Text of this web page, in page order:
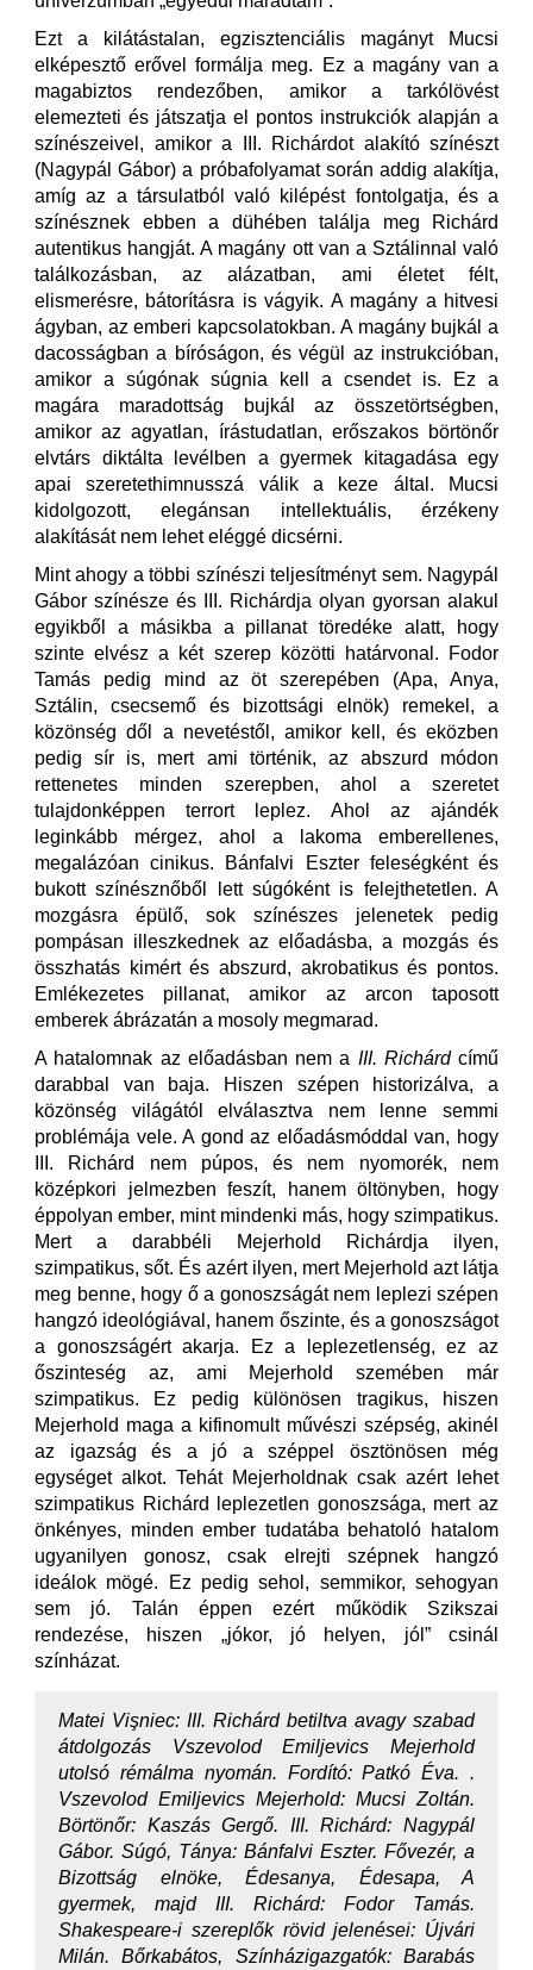
Ezt a kilátástalan, egzisztenciális magányt Mucsi
elképesztő erővel formálja meg. Ez a magány van a
magabiztos rendezőben, amikor a tarkólövést
elemezteti és játszatja el pontos instrukciók alapján a
színészeivel, amikor a III. Richárdot alakító színészt
(Nagypál Gábor) a próbafolyamat során addig alakítja,
amíg az a társulatból való kilépést fontolgatja, és a
színésznek ebben a dühében találja meg Richárd
autentikus hangját. A magány ott van a Sztálinnal való
találkozásban, az alázatban, ami életet félt,
elismerésre, bátorításra is vágyik. A magány a hitvesi
ágyban, az emberi kapcsolatokban. A magány bujkál a
dacosságban a bíróságon, és végül az instrukcióban,
amikor a súgónak súgnia kell a csendet is. Ez a
magára maradottság bujkál az összetörtségben,
amikor az agyatlan, írástudatlan, erőszakos börtönőr
elvtárs diktálta levélben a gyermek kitagadása egy
apai szeretethimnusszá válik a keze által. Mucsi
kidolgozott, elegánsan intellektuális, érzékeny
alakítását nem lehet eléggé dicsérni.
Mint ahogy a többi színészi teljesítményt sem. Nagypál
Gábor színésze és III. Richárdja olyan gyorsan alakul
egyikből a másikba a pillanat töredéke alatt, hogy
szinte elvész a két szerep közötti határvonal. Fodor
Tamás pedig mind az öt szerepében (Apa, Anya,
Sztálin, csecsemő és bizottsági elnök) remekel, a
közönség dől a nevetéstől, amikor kell, és eközben
pedig sír is, mert ami történik, az abszurd módon
rettenetes minden szerepben, ahol a szeretet
tulajdonképpen terrort leplez. Ahol az ajándék
leginkább mérgez, ahol a lakoma emberellenes,
megalázóan cinikus. Bánfalvi Eszter feleségként és
bukott színésznőből lett súgóként is felejthetetlen. A
mozgásra épülő, sok színészes jelenetek pedig
pompásan illeszkednek az előadásba, a mozgás és
összhatás kimért és abszurd, akrobatikus és pontos.
Emlékezetes pillanat, amikor az arcon taposott
emberek ábrázatán a mosoly megmarad.
A hatalomnak az előadásban nem a III. Richárdcímű
darabbal van baja. Hiszen szépen historizálva, a
közönség világától elválasztva nem lenne semmi
problémája vele. A gond az előadásmóddal van, hogy
III. Richárd nem púpos, és nem nyomorék, nem
középkori jelmezben feszít, hanem öltönyben, hogy
éppolyan ember, mint mindenki más, hogy szimpatikus.
Mert a darabbéli Mejerhold Richárdja ilyen,
szimpatikus, sőt. És azért ilyen, mert Mejerhold azt látja
meg benne, hogy ő a gonoszságát nem leplezi szépen
hangzó ideológiával, hanem őszinte, és a gonoszságot
a gonoszságért akarja. Ez a leplezetlenség, ez az
őszinteség az, ami Mejerhold szemében már
szimpatikus. Ez pedig különösen tragikus, hiszen
Mejerhold maga a kifinomult művészi szépség, akinél
az igazság és a jó a széppel ösztönösen még
egységet alkot. Tehát Mejerholdnak csak azért lehet
szimpatikus Richárd leplezetlen gonoszsága, mert az
önkényes, minden ember tudatába behatoló hatalom
ugyanilyen gonosz, csak elrejti szépnek hangzó
ideálok mögé. Ez pedig sehol, semmikor, sehogyan
sem jó. Talán éppen ezért működik Szikszai
rendezése, hiszen „jókor, jó helyen, jól” csinál
színházat.
Matei Vişniec: III. Richárd betiltva avagy szabad
átdolgozás Vszevolod Emiljevics Mejerhold
utolsó rémálma nyomán. Fordító: Patkó Éva. .
Vszevolod Emiljevics Mejerhold: Mucsi Zoltán.
Börtönőr: Kaszás Gergő. III. Richárd: Nagypál
Gábor. Súgó, Tánya: Bánfalvi Eszter. Fővezér, a
Bizottság elnöke, Édesanya, Édesapa, A
gyermek, majd III. Richárd: Fodor Tamás.
Shakespeare-i szereplők rövid jelenései: Újvári
Milán. Bőrkabátos, Színházigazgatók: Barabás